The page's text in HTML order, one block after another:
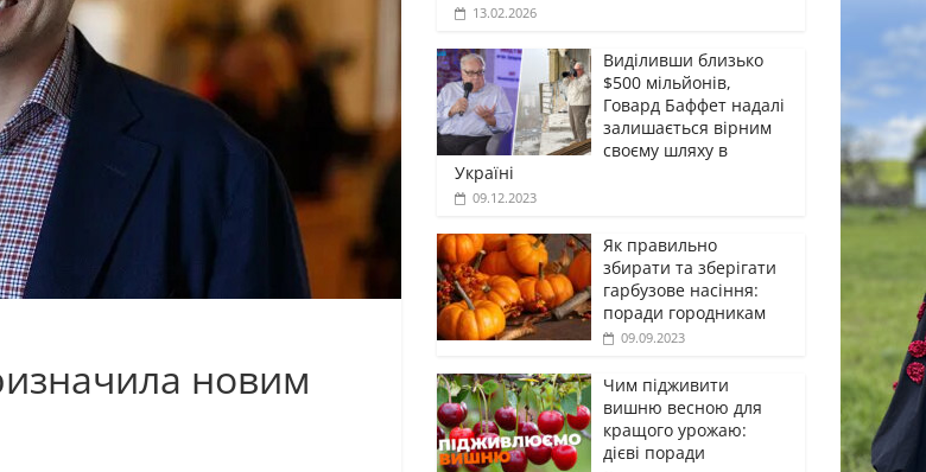
новим
13.02.2026
Виділивши близько
$500 мільйонів,
Говард Баффет надалі
залишається вірним
своєму шляху в
Україні
09.12.2023
Як правильно
збирати та зберігати
гарбузове насіння:
поради городникам
09.09.2023
Чим підживити
вишню весною для
кращого урожаю:
дієві поради